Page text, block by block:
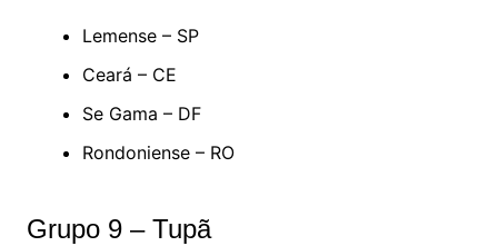
Lemense – SP
Ceará – CE
Se Gama – DF
Rondoniense – RO
Grupo 9 – Tupã